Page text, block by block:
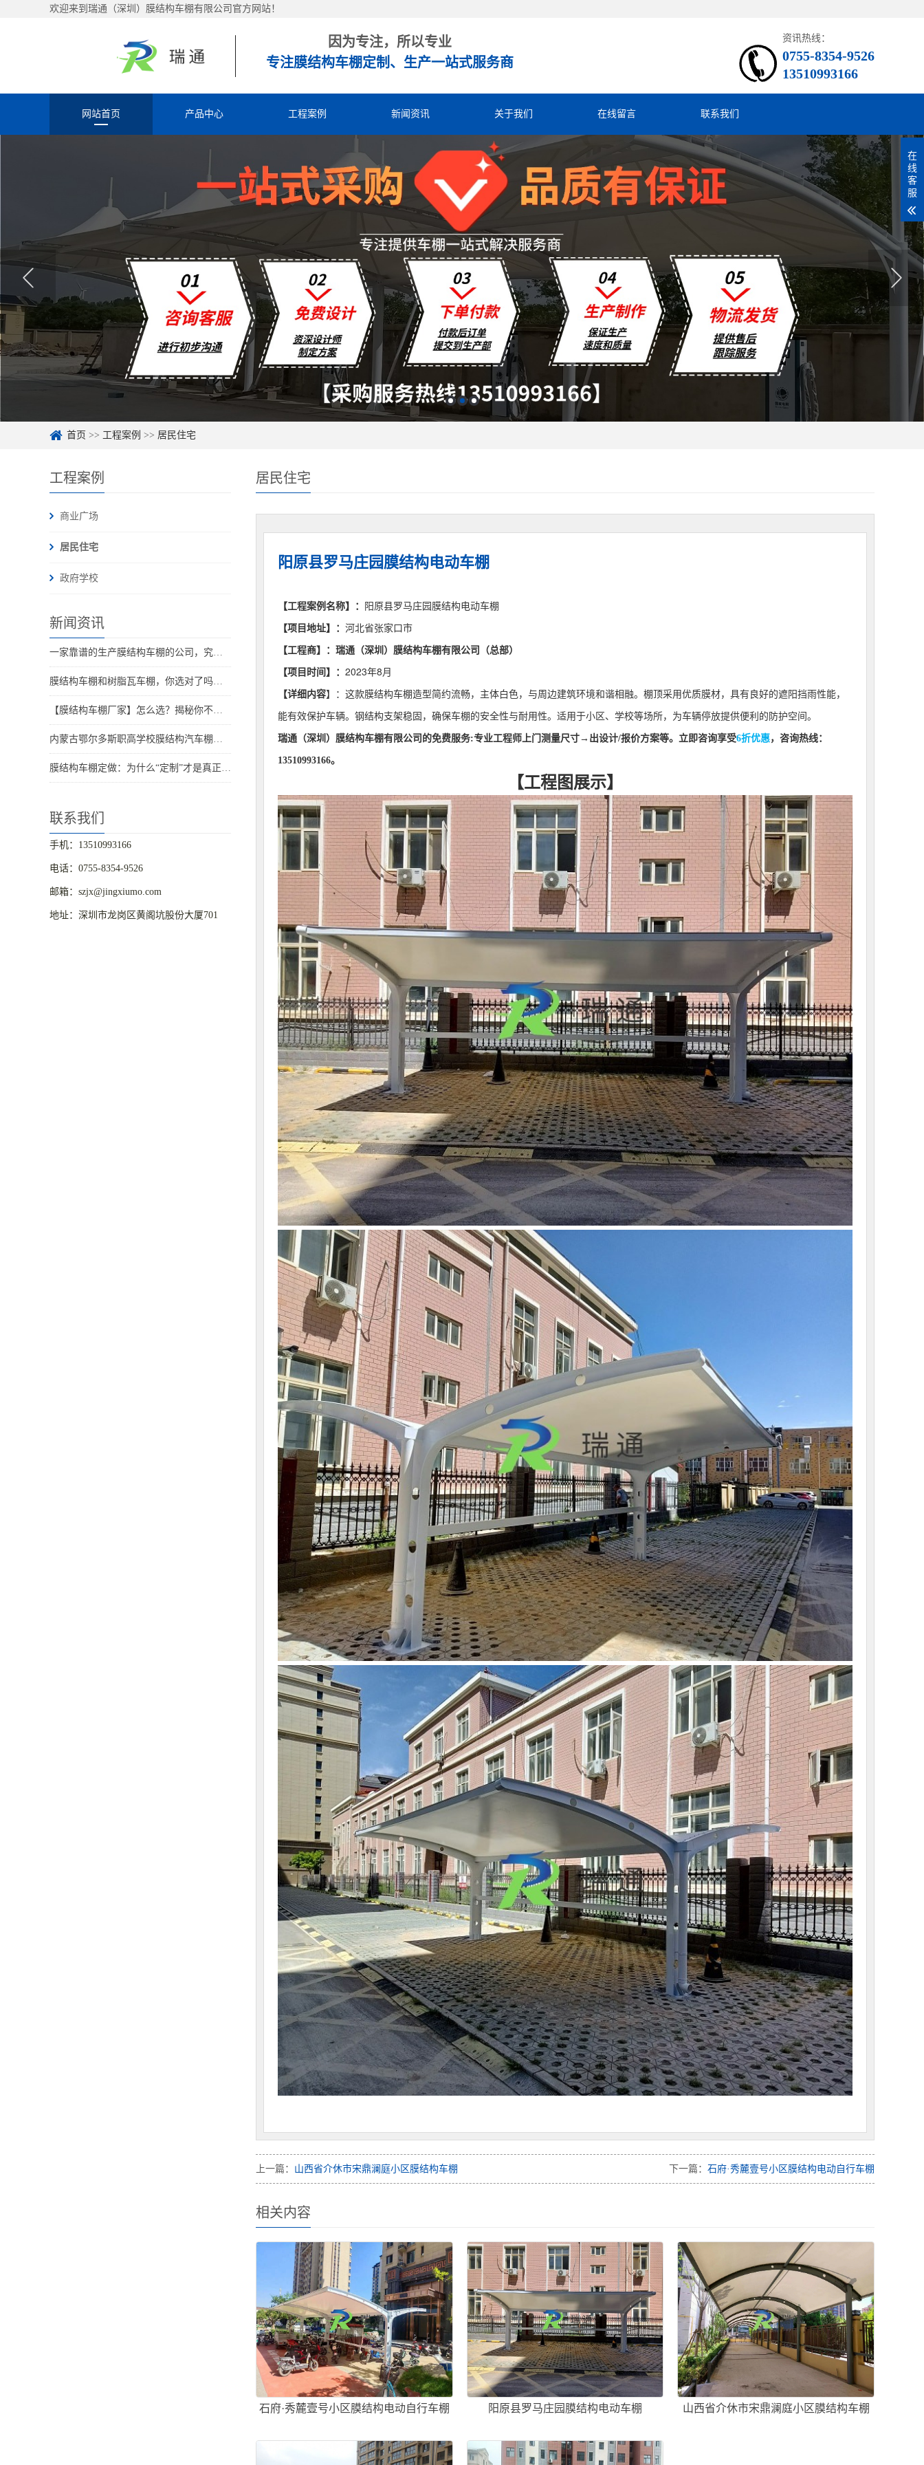
欢迎来到瑞通（深圳）膜结构车棚有限公司官方网站！
因为专注，所以专业
专注膜结构车棚定制、生产一站式服务商
资讯热线：
0755-8354-9526
13510993166
网站首页 产品中心 工程案例 新闻资讯 关于我们 在线留言 联系我们
首页 >> 工程案例 >> 居民住宅
工程案例
商业广场
居民住宅
政府学校
新闻资讯
联系我们
手机：13510993166
电话：0755-8354-9526
邮箱：szjx@jingxiumo.com
地址：深圳市龙岗区黄阁坑股份大厦701
居民住宅
阳原县罗马庄园膜结构电动车棚
【工程案例名称】： 阳原县罗马庄园膜结构电动车棚
【项目地址】： 河北省张家口市
【工程商】： 瑞通（深圳）膜结构车棚有限公司（总部）
【项目时间】： 2023年8月
【详细内容】：这款膜结构车棚造型简约流畅，主体白色，与周边建筑环境和谐相融。棚顶采用优质膜材，具有良好的遮阳挡雨性能，
能有效保护车辆。钢结构支架稳固，确保车棚的安全性与耐用性。适用于小区、学校等场所，为车辆停放提供便利的防护空间。
瑞通（深圳）膜结构车棚有限公司的免费服务:专业工程师上门测量尺寸→出设计/报价方案等。立即咨询享受6折优惠，咨询热线：
13510993166。
【工程图展示】
上一篇： 山西省介休市宋鼎澜庭小区膜结构车棚 下一篇： 石府·秀麓壹号小区膜结构电动自行车棚
相关内容
石府·秀麓壹号小区膜结构电动自行车棚 阳原县罗马庄园膜结构电动车棚 山西省介休市宋鼎澜庭小区膜结构车棚
在
线
客
服